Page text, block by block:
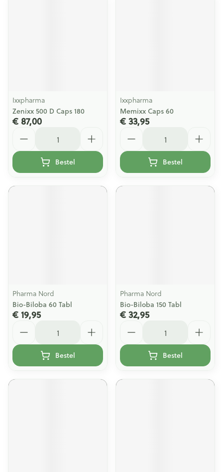
Ixxpharma
Zenixx 500 D Caps 180
€ 87,00
Bestel
Ixxpharma
Memixx Caps 60
€ 33,95
Bestel
Pharma Nord
Bio-Biloba 60 Tabl
€ 19,95
Bestel
Pharma Nord
Bio-Biloba 150 Tabl
€ 32,95
Bestel